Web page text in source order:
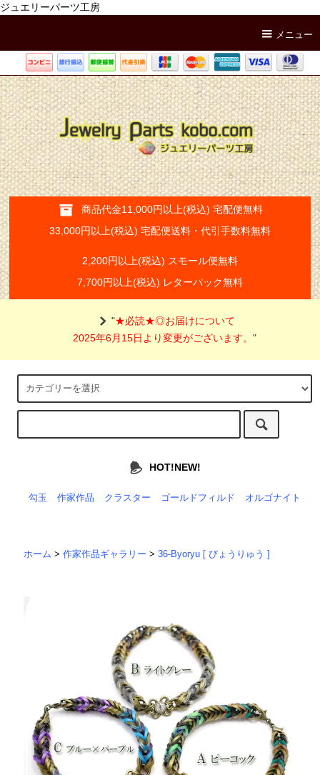
ジュエリーパーツ工房
メニュー
商品代金11,000円以上(税込) 宅配便無料
33,000円以上(税込) 宅配便送料・代引手数料無料
2,200円以上(税込) スモール便無料
7,700円以上(税込) レターパック無料
"★必読★◎お届けについて
2025年6月15日より変更がございます。"
HOT!NEW!
勾玉 作家作品 クラスター ゴールドフィルド オルゴナイト
ホーム >作家作品ギャラリー >36-Byoryu [ びょうりゅう ]